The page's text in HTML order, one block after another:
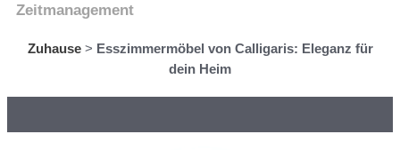
Zeitmanagement
Zuhause> Esszimmermöbel von Calligaris: Eleganz für
dein Heim